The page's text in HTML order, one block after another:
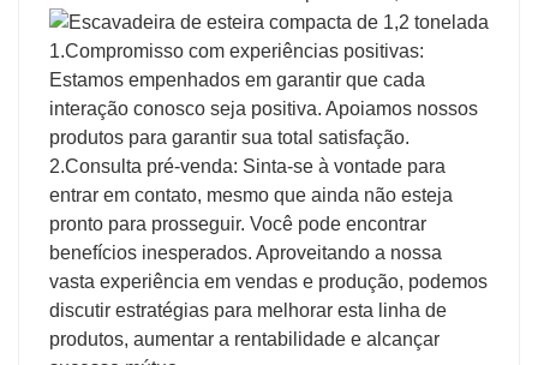
1.Compromisso com experiências positivas:
Estamos empenhados em garantir que cada
interação conosco seja positiva. Apoiamos nossos
produtos para garantir sua total satisfação.
2.Consulta pré-venda: Sinta-se à vontade para
entrar em contato, mesmo que ainda não esteja
pronto para prosseguir. Você pode encontrar
benefícios inesperados. Aproveitando a nossa
vasta experiência em vendas e produção, podemos
discutir estratégias para melhorar esta linha de
produtos, aumentar a rentabilidade e alcançar